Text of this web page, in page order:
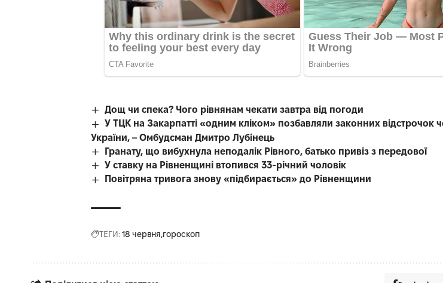
Дощ чи спека? Чого рівнянам чекати завтра від погоди
У ТЦК на Закарпатті «одним кліком» позбавляли законних відстрочок
України, – Омбудсман Дмитро Лубінець
Гранату, що вибухнула неподалік Рівного, батько привіз з передової
У ставку на Рівненщині втопився 33-річний чоловік
Повітряна тривога знову «підбирається» до Рівненщини
ТЕГИ: 18 червня гороскоп